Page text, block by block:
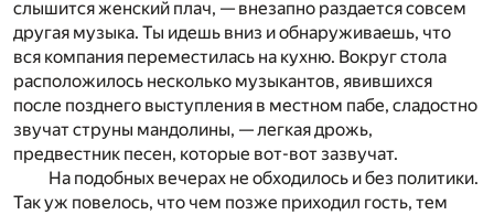
слышится женский плач, — внезапно раздается совсем
другая музыка. Ты идешь вниз и обнаруживаешь, что
вся компания переместилась на кухню. Вокруг стола
расположилось несколько музыкантов, явившихся
после позднего выступления в местном пабе, сладостно
звучат струны мандолины, — легкая дрожь,
предвестник песен, которые вот-вот зазвучат.
На подобных вечерах не обходилось и без политики.
Так уж повелось, что чем позже приходил гость, тем